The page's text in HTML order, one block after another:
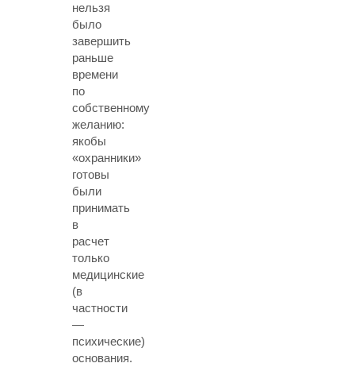
нельзя
было
завершить
раньше
времени
по
собственному
желанию:
якобы
«охранники»
готовы
были
принимать
в
расчет
только
медицинские
(в
частности
—
психические)
основания.